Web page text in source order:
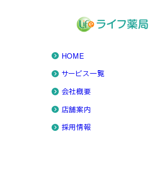
HOME
サービス一覧
会社概要
店舗案内
採用情報